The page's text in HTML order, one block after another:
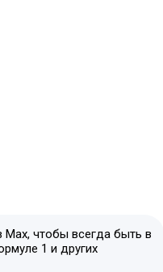
чтобы всегда быть в
1 и других